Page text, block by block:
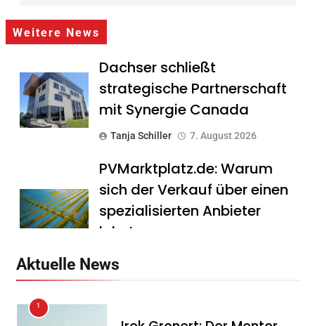
Weitere News
Dachser schließt
strategische Partnerschaft
mit Synergie Canada
Tanja Schiller 7. August 2026
PVMarktplatz.de: Warum
sich der Verkauf über einen
spezialisierten Anbieter
lohnt
Aktuelle News
1